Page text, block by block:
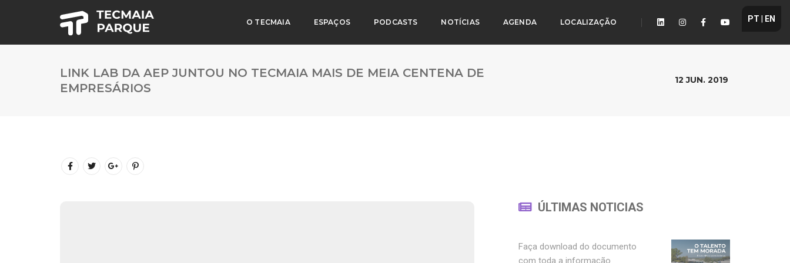
O TECMAIA ESPAÇOS PODCASTS NOTÍCIAS AGENDA LOCALIZAÇÃO PT EN
LINK LAB DA AEP JUNTOU NO TECMAIA MAIS DE MEIA CENTENA DE
EMPRESÁRIOS
12 JUN. 2019
ÚLTIMAS NOTICIAS
Faça download do documento